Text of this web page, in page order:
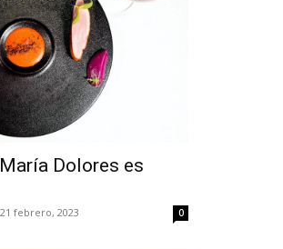
Dolores es
21 febrero, 2023 0